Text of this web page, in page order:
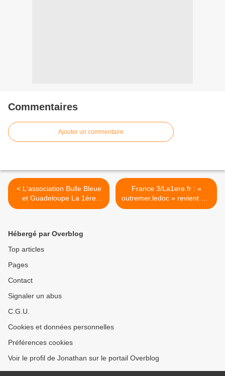
Commentaires
Ajouter un commentaire
< L'association Bulle Bleue
et Guadeloupe La 1ère
lance le défi environnement
France 3/La1ere.fr : «
outremer.ledoc » revient sur
La Réunion, laboratoire
Hébergé par Overblog
Top articles
Pages
Contact
Signaler un abus
C.G.U.
Cookies et données personnelles
Préférences cookies
Voir le profil de Jonathan sur le portail Overblog